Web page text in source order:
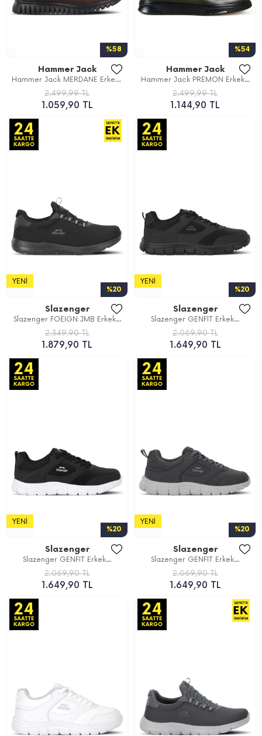
%58
Hammer Jack
Hammer Jack MERDANE Erkek...
2.499,99 TL
1.059,90 TL
%54
Hammer Jack
Hammer Jack PREMON Erkek...
2.499,99 TL
1.144,90 TL
%20
YENI
Slazenger
Slazenger FOEIGN JMB Erkek...
2.349,90 TL
1.879,90 TL
%20
YENI
Slazenger
Slazenger GENFIT Erkek...
2.069,90 TL
1.649,90 TL
%20
YENI
Slazenger
Slazenger GENFIT Erkek...
2.069,90 TL
1.649,90 TL
%20
YENI
Slazenger
Slazenger GENFIT Erkek...
2.069,90 TL
1.649,90 TL